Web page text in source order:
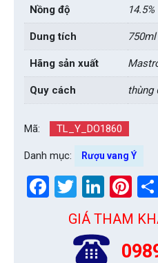
Nồng độ 14.5%
Dung tích 750ml
Hãng sản xuất
Quy cách thùng
Mã: TL_Y_DO1860
Danh mục: Rượu vang Ý
Facebook
Twitter
GIÁ THAM